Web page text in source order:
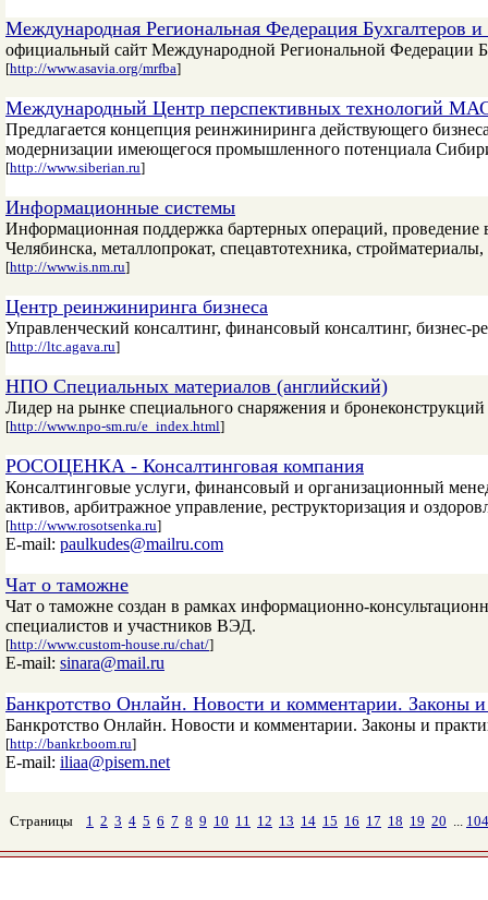
Международная Региональная Федерация Бухгалтеров
официальный сайт Международной Региональной Федерации
[http://www.asavia.org/mrfba]
Международный Центр перспективных технологий
Предлагается концепция реинжиниринга действующего
модернизации имеющегося промышленного потенциала
[http://www.siberian.ru]
Информационные системы
Информационная поддержка бартерных операций, проведение
Челябинска, металлопрокат, спецавтотехника,
[http://www.is.nm.ru]
Центр реинжиниринга бизнеса
Управленческий консалтинг, финансовый консалтинг, бизнес-
[http://ltc.agava.ru]
НПО Специальных материалов (английский)
Лидер на рынке специального снаряжения и
[http://www.npo-sm.ru/e_index.html]
РОСОЦЕНКА - Консалтинговая компания
Консалтинговые услуги, финансовый и организационный
активов, арбитражное управление, реструкторизация и
[http://www.rosotsenka.ru]
E-mail: paulkudes@mailru.com
Чат о таможне
Чат о таможне создан в рамках информационно-
специалистов и участников ВЭД.
[http://www.custom-house.ru/chat/]
E-mail: sinara@mail.ru
Банкротство Онлайн. Новости и комментарии. Законы
Банкротство Онлайн. Новости и комментарии. Законы и
[http://bankr.boom.ru]
E-mail: iliaa@pisem.net
Страницы 1 2 3 4 5 6 7 8 9 10 11 12 13 14 15 16 17 18 19 20 ... 104